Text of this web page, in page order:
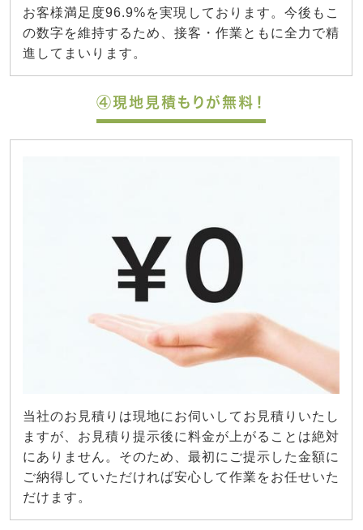
お客様満足度96.9%を実現しております。今後もこ
の数字を維持するため、接客・作業ともに全力で精
進してまいります。
④現地見積もりが無料！
当社のお見積りは現地にお伺いしてお見積りいたし
ますが、お見積り提示後に料金が上がることは絶対
にありません。そのため、最初にご提示した金額に
ご納得していただければ安心して作業をお任せいた
だけます。